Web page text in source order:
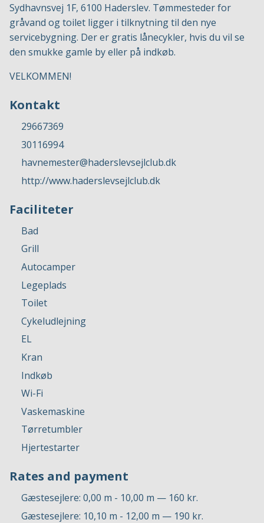
Sydhavnsvej 1F, 6100 Haderslev. Tømmesteder for
gråvand og toilet ligger i tilknytning til den nye
servicebygning. Der er gratis lånecykler, hvis du vil se
den smukke gamle by eller på indkøb.
VELKOMMEN!
Kontakt
29667369
30116994
havnemester@haderslevsejlclub.dk
http://www.haderslevsejlclub.dk
Faciliteter
Bad
Grill
Autocamper
Legeplads
Toilet
Cykeludlejning
EL
Kran
Indkøb
Wi-Fi
Vaskemaskine
Tørretumbler
Hjertestarter
Rates and payment
Gæstesejlere: 0,00 m - 10,00 m — 160 kr.
Gæstesejlere: 10,10 m - 12,00 m — 190 kr.